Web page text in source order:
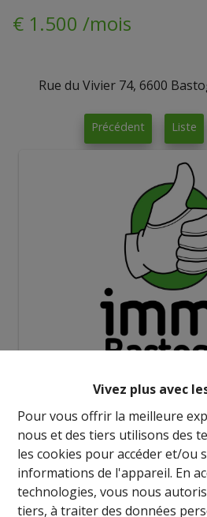
Vivez plus avec
Pour vous offrir la meilleure
nous et des tiers utilisons des
les cookies pour accéder et/ou
informations de l'appareil. En
technologies, vous nous
tiers, à traiter des données
€ 1.500 /mois
Rue du Vivier 74, 6600
Précédent Liste
Demande
Surface commerciale de 60
arrière, bureau et toilette.